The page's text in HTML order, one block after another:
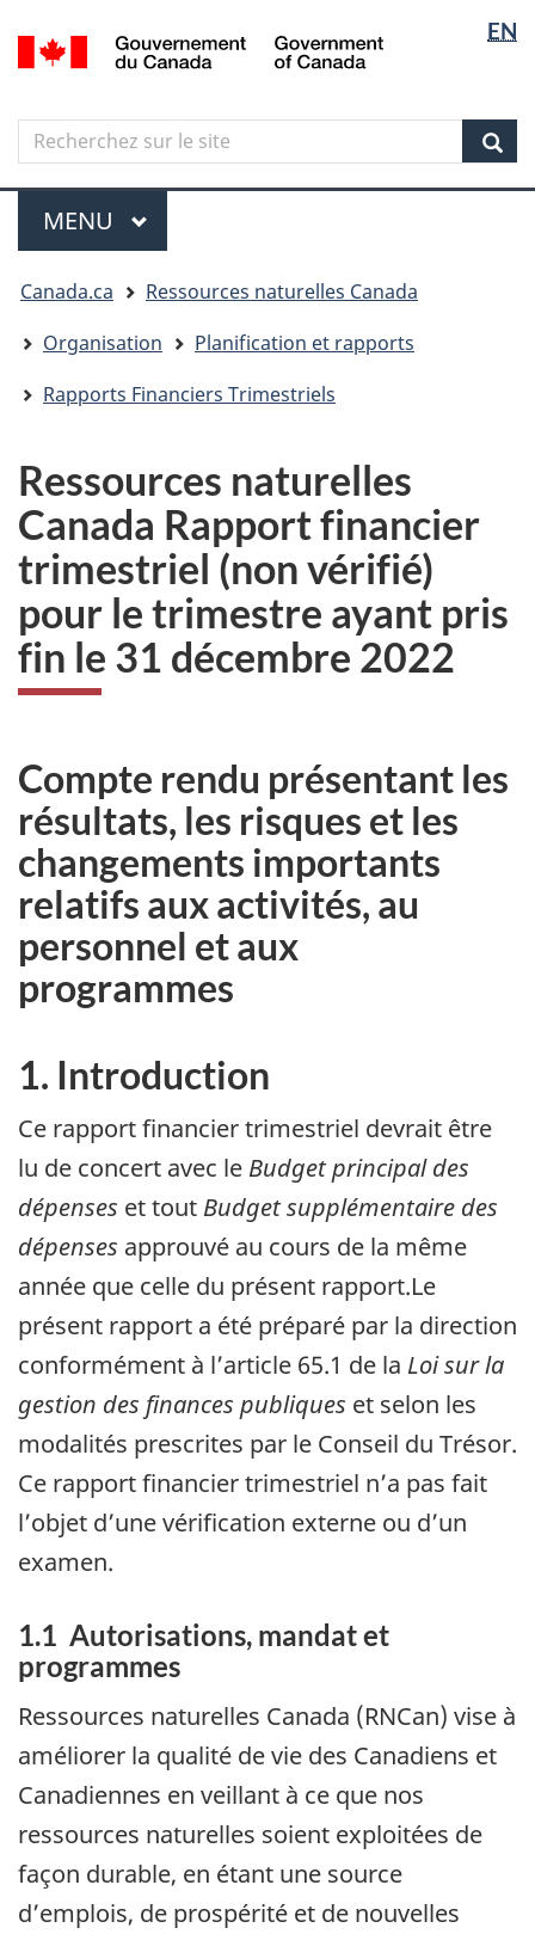
Aller
au
principal
Skip
to
government"
Passer
à
version
simplifiée
langue
EN
Canada
Search
Recherchez
sur
le
site
Menu
MENU PRINCIPAL
êtes
ici
Canada.ca
Ressources naturelles Canada
Organisation
Planification et rapports
Rapports Financiers Trimestriels
Ressources naturelles
Canada Rapport financier
trimestriel (non vérifié)
pour le trimestre ayant pris
fin le 31 décembre 2022
Compte rendu présentant les
résultats, les risques et les
changements importants
relatifs aux activités, au
personnel et aux
programmes
1. Introduction
Ce rapport financier trimestriel devrait être
lu de concert avec le Budget principal des
dépenses et tout Budget supplémentaire des
dépenses approuvé au cours de la même
année que celle du présent rapport.Le
présent rapport a été préparé par la direction
conformément à l’article 65.1 de la Loi sur la
gestion des finances publiques et selon les
modalités prescrites par le Conseil du Trésor.
Ce rapport financier trimestriel n’a pas fait
l’objet d’une vérification externe ou d’un
examen.
1.1 Autorisations, mandat et
programmes
Ressources naturelles Canada (RNCan) vise à
améliorer la qualité de vie des Canadiens et
Canadiennes en veillant à ce que nos
ressources naturelles soient exploitées de
façon durable, en étant une source
d’emplois, de prospérité et de nouvelles